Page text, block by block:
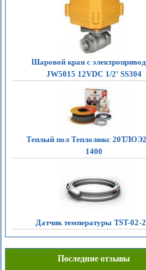
Шаровой кран с
JW5015 12VDC 1/2' SS304
Теплый пол Теплолюкс
1400
Датчик температуры TST-02-
Последние отзывы